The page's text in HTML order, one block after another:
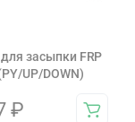
засыпки FRP
UP/DOWN)
₽